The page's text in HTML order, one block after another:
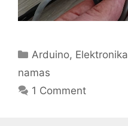
Categories
Arduino, Elektronika
namas
1 Comment